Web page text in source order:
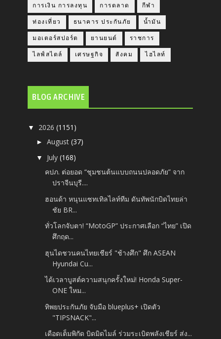
การเงิน การลงทุน การตลาด กีฬา
ท่องเที่ยว ธนาคาร ประกันภัย น้ำมัน
มอเตอร์สปอร์ต ยานยนต์ ราชการ
ไลฟ์สไตล์ เศรษฐกิจ สังคม ไฮไลท์
BLOG ARCHIVE
▼ 2026(1151)
►August(37)
▼ July(168)
คปภ. ต่อยอด “ชุมชนต้นแบบถนนปลอดภัย” จาก
ปราจีนบุรี....
ฮอนด้า หนุนแซทเทิลไลท์ทีม ดันทัพนักบิดไทยล่า
ชัย BR...
ทั่วโลกจับตา! “MotoGP” ประกาศเลือก “ไทย” เปิด
ศึกฤด...
ฮุนไดชวนคนไทยเชียร์ "ช้างศึก" ศึก ASEAN
Hyundai Cu...
ได้เวลาบูสต์ความสนุกครั้งใหม่! Honda Super-
ONE ใหม...
ทิพยประกันภัย จับมือ blueplus+ เปิดตัว
"TIPSNACK"...
เดือดเต็มพิกัด บิดมิดไมล์ ร่วมระเบิดพลังเชียร์ ส่ง...